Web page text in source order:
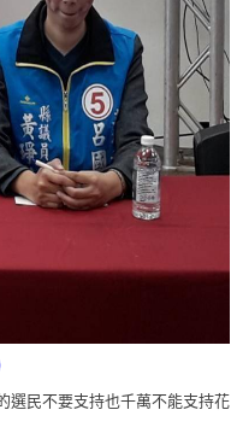
選民不要支持也千萬不能支持花